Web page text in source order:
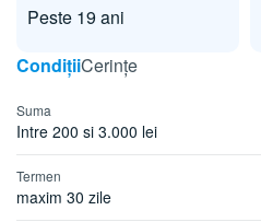
Peste 19 ani
CondițiiCerințe
Suma
Intre 200 si 3.000 lei
Termen
maxim 30 zile